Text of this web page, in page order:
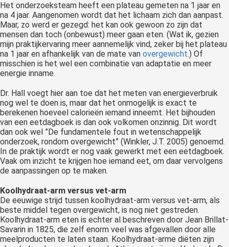
Het onderzoeksteam heeft een plateau gemeten na 1 jaar en
na 4 jaar. Aangenomen wordt dat het lichaam zich dan aanpast.
Maar, zo werd er gezegd: het kan ook gewoon zo zijn dat
mensen dan toch (onbewust) meer gaan eten. (Wat ik, gezien
mijn praktijkervaring meer aannemelijk vind, zeker bij het plateau
na 1 jaar en afhankelijk van de mate van overgewicht.) Of
misschien is het wel een combinatie van adaptatie en meer
energie inname.
Dr. Hall voegt hier aan toe dat het meten van energieverbruik
nog wel te doen is, maar dat het onmogelijk is exact te
berekenen hoeveel calorieën iemand inneemt. Het bijhouden
van een eetdagboek is dan ook volkomen onzinnig. Dit wordt
dan ook wel ”De fundamentele fout in wetenschappelijk
onderzoek, rondom overgewicht” (Winkler, J.T. 2005) genoemd.
In de praktijk wordt er nog vaak gewerkt met een eetdagboek.
Vaak om inzicht te krijgen hoe iemand eet, om daar vervolgens
de aanpassingen op te maken.
Koolhydraat-arm versus vet-arm
De eeuwige strijd tussen koolhydraat-arm versus vet-arm, als
beste middel tegen overgewicht, is nog niet gestreden.
Koolhydraat-arm eten is echter al beschreven door Jean Brillat-
Savarin in 1825, die zelf enorm veel was afgevallen door alle
meelproducten te laten staan. Koolhydraat-arme diëten zijn